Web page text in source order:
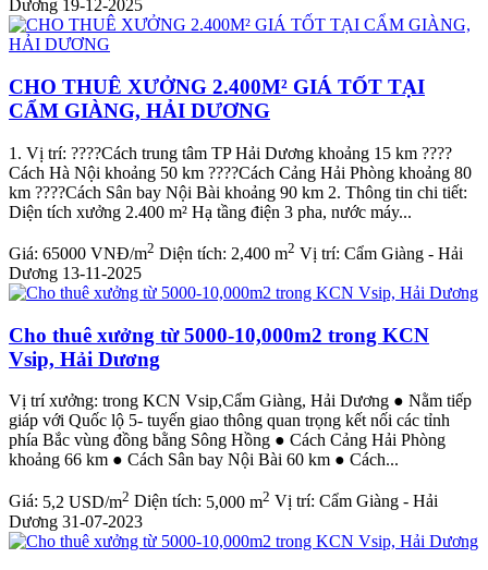
Dương 19-12-2025
CHO THUÊ XƯỞNG 2.400M² GIÁ TỐT TẠI
CẨM GIÀNG, HẢI DƯƠNG
1. Vị trí: ????️Cách trung tâm TP Hải Dương khoảng 15 km ????️
Cách Hà Nội khoảng 50 km ????️Cách Cảng Hải Phòng khoảng 80
km ????️Cách Sân bay Nội Bài khoảng 90 km 2. Thông tin chi tiết:
Diện tích xưởng 2.400 m² Hạ tầng điện 3 pha, nước máy...
Giá: 65000 VNĐ/m2 Diện tích: 2,400 m2 Vị trí: Cẩm Giàng - Hải
Dương 13-11-2025
Cho thuê xưởng từ 5000-10,000m2 trong KCN
Vsip, Hải Dương
Vị trí xưởng: trong KCN Vsip,Cẩm Giàng, Hải Dương ● Nằm tiếp
giáp với Quốc lộ 5- tuyến giao thông quan trọng kết nối các tỉnh
phía Bắc vùng đồng bằng Sông Hồng ● Cách Cảng Hải Phòng
khoảng 66 km ● Cách Sân bay Nội Bài 60 km ● Cách...
Giá: 5,2 USD/m2 Diện tích: 5,000 m2 Vị trí: Cẩm Giàng - Hải
Dương 31-07-2023